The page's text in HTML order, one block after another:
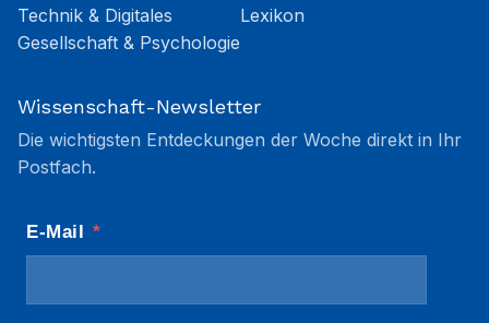
Technik & Digitales
Gesellschaft & Psychologie
Lexikon
Wissenschaft-Newsletter
Die wichtigsten Entdeckungen der Woche direkt in Ihr
Postfach.